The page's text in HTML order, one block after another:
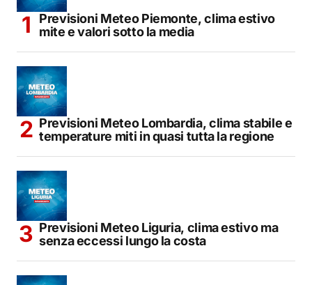
Previsioni Meteo Piemonte, clima estivo
mite e valori sotto la media
Previsioni Meteo Lombardia, clima stabile e
temperature miti in quasi tutta la regione
Previsioni Meteo Liguria, clima estivo ma
senza eccessi lungo la costa